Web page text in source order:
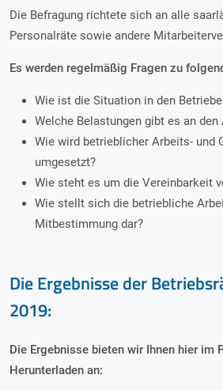
Die Befragung richtete sich an alle
Personalräte sowie andere
Es werden regelmäßig Fragen zu
Wie ist die Situation in den
Welche Belastungen gibt es an
Wie wird betrieblicher Arbeits- und
umgesetzt?
Wie steht es um die Vereinbarkeit
Wie stellt sich die betriebliche
Mitbestimmung dar?
Die Ergebnisse der
2019:
Die Ergebnisse bieten wir Ihnen hier im
Herunterladen an: